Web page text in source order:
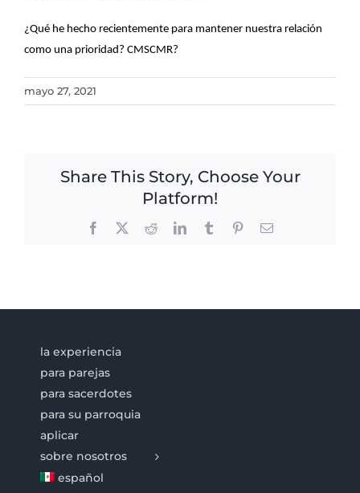
​¿Qué he hecho recientemente para mantener nuestra relación
como una prioridad? CMSCMR?
mayo 27, 2021
Share This Story, Choose Your
Platform!
Facebook RedditLinkedInTumblr PinterestEmail
la experiencia
para parejas
para sacerdotes
para su parroquia
aplicar
sobre nosotros
español